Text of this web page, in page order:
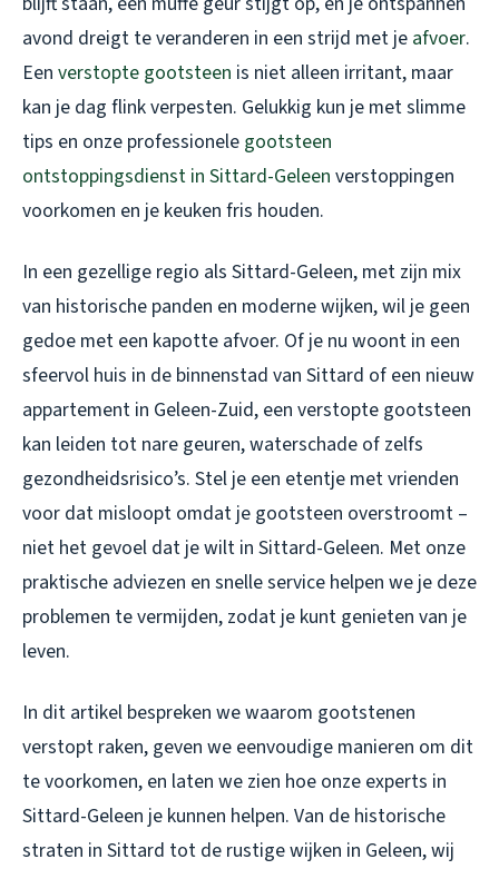
avond dreigt te veranderen in een strijd met je afvoer.
Een verstopte gootsteen is niet alleen irritant, maar
kan je dag flink verpesten. Gelukkig kun je met slimme
tips en onze professionele gootsteen
ontstoppingsdienst in Sittard-Geleen verstoppingen
voorkomen en je keuken fris houden.
In een gezellige regio als Sittard-Geleen, met zijn mix
van historische panden en moderne wijken, wil je geen
gedoe met een kapotte afvoer. Of je nu woont in een
sfeervol huis in de binnenstad van Sittard of een nieuw
appartement in Geleen-Zuid, een verstopte gootsteen
kan leiden tot nare geuren, waterschade of zelfs
gezondheidsrisico’s. Stel je een etentje met vrienden
voor dat misloopt omdat je gootsteen overstroomt –
niet het gevoel dat je wilt in Sittard-Geleen. Met onze
praktische adviezen en snelle service helpen we je deze
problemen te vermijden, zodat je kunt genieten van je
leven.
In dit artikel bespreken we waarom gootstenen
verstopt raken, geven we eenvoudige manieren om dit
te voorkomen, en laten we zien hoe onze experts in
Sittard-Geleen je kunnen helpen. Van de historische
straten in Sittard tot de rustige wijken in Geleen, wij